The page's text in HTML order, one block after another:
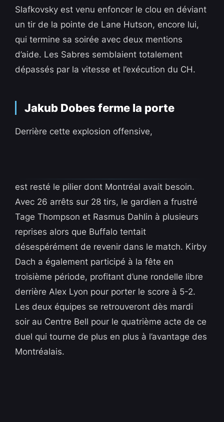
Slafkovsky est venu enfoncer le clou en déviant
un tir de la pointe de Lane Hutson, encore lui,
qui termine sa soirée avec deux mentions
d’aide. Les Sabres semblaient totalement
dépassés par la vitesse et l’exécution du CH.
Jakub Dobes ferme la porte
Derrière cette explosion offensive,
est resté le pilier dont Montréal avait besoin.
Avec 26 arrêts sur 28 tirs, le gardien a frustré
Tage Thompson et Rasmus Dahlin à plusieurs
reprises alors que Buffalo tentait
désespérément de revenir dans le match. Kirby
Dach a également participé à la fête en
troisième période, profitant d’une rondelle libre
derrière Alex Lyon pour porter le score à 5-2.
Les deux équipes se retrouveront dès mardi
soir au Centre Bell pour le quatrième acte de ce
duel qui tourne de plus en plus à l’avantage des
Montréalais.